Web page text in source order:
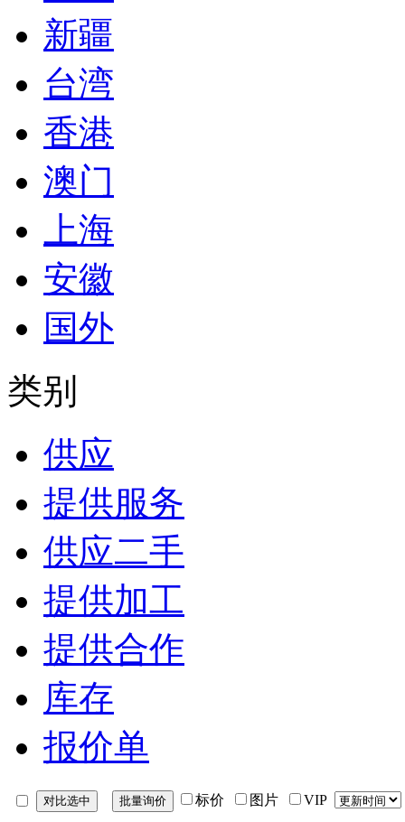
新疆
台湾
香港
澳门
上海
安徽
国外
类别
供应
提供服务
供应二手
提供加工
提供合作
库存
报价单
标价 图片 VIP